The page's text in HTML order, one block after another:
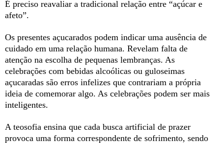
É preciso reavaliar a tradicional relação entre “açúcar e
afeto”.
Os presentes açucarados podem indicar uma ausência de
cuidado em uma relação humana. Revelam falta de
atenção na escolha de pequenas lembranças. As
celebrações com bebidas alcoólicas ou guloseimas
açucaradas são erros infelizes que contrariam a própria
ideia de comemorar algo. As celebrações podem ser mais
inteligentes.
A teosofia ensina que cada busca artificial de prazer
provoca uma forma correspondente de sofrimento, sendo